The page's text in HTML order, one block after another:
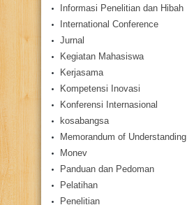
Informasi Penelitian dan Hibah
International Conference
Jurnal
Kegiatan Mahasiswa
Kerjasama
Kompetensi Inovasi
Konferensi Internasional
kosabangsa
Memorandum of Understanding
Monev
Panduan dan Pedoman
Pelatihan
Penelitian